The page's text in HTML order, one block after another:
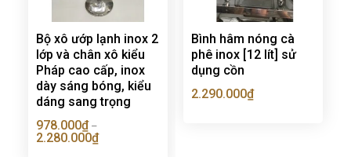
Bộ xô ướp lạnh inox 2
lớp và chân xô kiểu
Pháp cao cấp, inox
dày sáng bóng, kiểu
dáng sang trọng
978.000₫–
2.280.000₫
Bình hâm nóng cà
phê inox [12 lít] sử
dụng cồn
2.290.000₫